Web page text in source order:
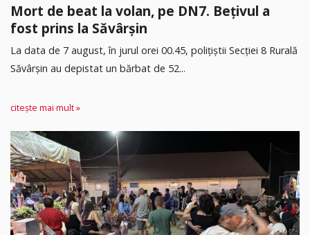
Mort de beat la volan, pe DN7. Bețivul a
fost prins la Săvârșin
​La data de 7 august, în jurul orei 00.45, polițiștii Secției 8 Rurală
Săvârșin au depistat un bărbat de 52...
citește mai mult »